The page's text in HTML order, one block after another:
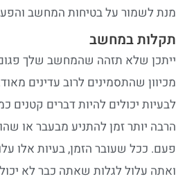
לשמור על בטיחות המחשב
במחשב
שלא תזהה שהמחשב שלך פגום
שהתסמינים לרוב עדינים מאוד.
יכולים להיות דברים קטנים
יותר זמן להתניע מבעבר או שהוא
ככל שעובר הזמן, בעיות אלו
עלול לגלות שאתה כבר לא